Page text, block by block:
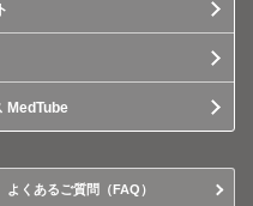
MedTube
よくあるご質問（FAQ）